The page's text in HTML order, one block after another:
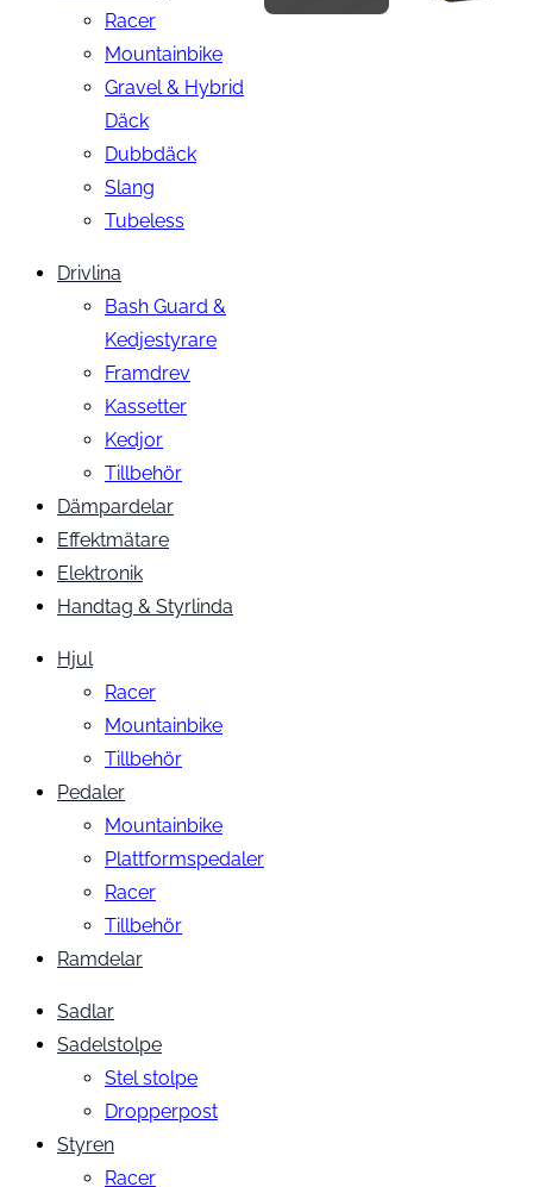
Racer
Mountainbike
Gravel & Hybrid
Däck
Dubbdäck
Slang
Tubeless
Drivlina
Bash Guard &
Kedjestyrare
Framdrev
Kassetter
Kedjor
Tillbehör
Dämpardelar
Effektmätare
Elektronik
Handtag & Styrlinda
Hjul
Racer
Mountainbike
Tillbehör
Pedaler
Mountainbike
Plattformspedaler
Racer
Tillbehör
Ramdelar
Sadlar
Sadelstolpe
Stel stolpe
Dropperpost
Styren
Racer